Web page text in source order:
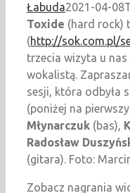
Łabuda2021-04-
Toxide (hard rock)
(http://sok.com.pl/
trzecia wizyta u
wokalistą.
sesji, która odbyła
(poniżej na
Młynarczuk (bas),
Radosław
(gitara). Foto:
Zobacz nagrania